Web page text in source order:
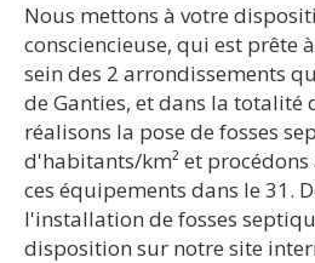
Nous mettons à votre
consciencieuse, qui est prête
sein des 2 arrondissements
de Ganties, et dans la totalité
réalisons la pose de fosses
d'habitants/km² et
ces équipements dans le 31.
l'installation de fosses
disposition sur notre site